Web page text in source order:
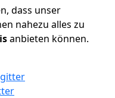
dass unser
nahezu alles zu
anbieten können.